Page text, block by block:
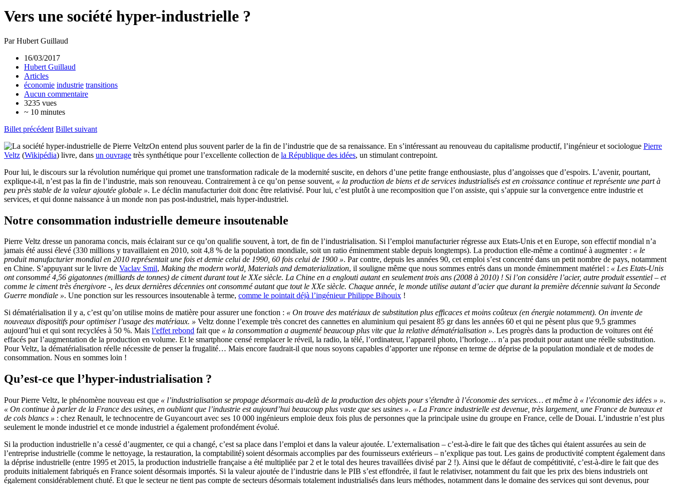
Vers une société hyper-industrielle ?
Par Hubert Guillaud
16/03/2017
Hubert Guillaud
Articles
économie industrie transitions
Aucun commentaire
3235 vues
~ 10 minutes
Billet précédent Billet suivant
On entend plus souvent parler de la fin de l’industrie que de sa renaissance. En s’intéressant au renouveau du capitalisme productif, l’ingénieur et sociologue Pierre
Veltz (Wikipédia) livre, dans un ouvrage très synthétique pour l’excellente collection de la République des idées, un stimulant contrepoint.
Pour lui, le discours sur la révolution numérique qui promet une transformation radicale de la modernité suscite, en dehors d’une petite frange enthousiaste, plus d’angoisses que d’espoirs. L’avenir, pourtant,
explique-t-il, n’est pas la fin de l’industrie, mais son renouveau. Contrairement à ce qu’on pense souvent, « la production de biens et de services industrialisés est en croissance continue et représente une part à
peu près stable de la valeur ajoutée globale ». Le déclin manufacturier doit donc être relativisé. Pour lui, c’est plutôt à une recomposition que l’on assiste, qui s’appuie sur la convergence entre industrie et
services, et qui donne naissance à un monde non pas post-industriel, mais hyper-industriel.
Notre consommation industrielle demeure insoutenable
Pierre Veltz dresse un panorama concis, mais éclairant sur ce qu’on qualifie souvent, à tort, de fin de l’industrialisation. Si l’emploi manufacturier régresse aux Etats-Unis et en Europe, son effectif mondial n’a
jamais été aussi élevé (330 millions y travaillaient en 2010, soit 4,8 % de la population mondiale, soit un ratio éminemment stable depuis longtemps). La production elle-même a continué à augmenter : « le
produit manufacturier mondial en 2010 représentait une fois et demie celui de 1990, 60 fois celui de 1900 ». Par contre, depuis les années 90, cet emploi s’est concentré dans un petit nombre de pays, notamment
en Chine. S’appuyant sur le livre de Vaclav Smil, Making the modern world, Materials and dematerialization, il souligne même que nous sommes entrés dans un monde éminemment matériel : « Les Etats-Unis
ont consommé 4,56 gigatonnes (milliards de tonnes) de ciment durant tout le XXe siècle. La Chine en a englouti autant en seulement trois ans (2008 à 2010) ! Si l’on considère l’acier, autre produit essentiel – et
comme le ciment très énergivore -, les deux dernières décennies ont consommé autant que tout le XXe siècle. Chaque année, le monde utilise autant d’acier que durant la première décennie suivant la Seconde
Guerre mondiale ». Une ponction sur les ressources insoutenable à terme, comme le pointait déjà l’ingénieur Philippe Bihouix !
Si dématérialisation il y a, c’est qu’on utilise moins de matière pour assurer une fonction : « On trouve des matériaux de substitution plus efficaces et moins coûteux (en énergie notamment). On invente de
nouveaux dispositifs pour optimiser l’usage des matériaux. » Veltz donne l’exemple très concret des cannettes en aluminium qui pesaient 85 gr dans les années 60 et qui ne pèsent plus que 9,5 grammes
aujourd’hui et qui sont recyclées à 50 %. Mais l’effet rebond fait que « la consommation a augmenté beaucoup plus vite que la relative dématérialisation ». Les progrès dans la production de voitures ont été
effacés par l’augmentation de la production en volume. Et le smartphone censé remplacer le réveil, la radio, la télé, l’ordinateur, l’appareil photo, l’horloge… n’a pas produit pour autant une réelle substitution.
Pour Veltz, la dématérialisation réelle nécessite de penser la frugalité… Mais encore faudrait-il que nous soyons capables d’apporter une réponse en terme de déprise de la population mondiale et de modes de
consommation. Nous en sommes loin !
Qu’est-ce que l’hyper-industrialisation ?
Pour Pierre Veltz, le phénomène nouveau est que « l’industrialisation se propage désormais au-delà de la production des objets pour s’étendre à l’économie des services… et même à « l’économie des idées » ».
« On continue à parler de la France des usines, en oubliant que l’industrie est aujourd’hui beaucoup plus vaste que ses usines ». « La France industrielle est devenue, très largement, une France de bureaux et
de cols blancs » : chez Renault, le technocentre de Guyancourt avec ses 10 000 ingénieurs emploie deux fois plus de personnes que la principale usine du groupe en France, celle de Douai. L’industrie n’est plus
seulement le monde industriel et ce monde industriel a également profondément évolué.
Si la production industrielle n’a cessé d’augmenter, ce qui a changé, c’est sa place dans l’emploi et dans la valeur ajoutée. L’externalisation – c’est-à-dire le fait que des tâches qui étaient assurées au sein de
l’entreprise industrielle (comme le nettoyage, la restauration, la comptabilité) soient désormais accomplies par des fournisseurs extérieurs – n’explique pas tout. Les gains de productivité comptent également dans
la déprise industrielle (entre 1995 et 2015, la production industrielle française a été multipliée par 2 et le total des heures travaillées divisé par 2 !). Ainsi que le défaut de compétitivité, c’est-à-dire le fait que des
produits initialement fabriqués en France soient désormais importés. Si la valeur ajoutée de l’industrie dans le PIB s’est effondrée, il faut le relativiser, notamment du fait que les prix des biens industriels ont
également considérablement chuté. Et que le secteur ne tient pas compte de secteurs désormais totalement industrialisés dans leurs méthodes, notamment dans le domaine des services qui sont devenus, pour